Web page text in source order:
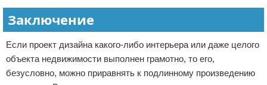
Заключение
Если проект дизайна какого-либо интерьера или даже целого
объекта недвижимости выполнен грамотно, то его,
безусловно, можно приравнять к подлинному произведению